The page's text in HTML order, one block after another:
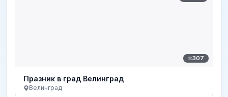
307
Празник в град Велинград
Велинград